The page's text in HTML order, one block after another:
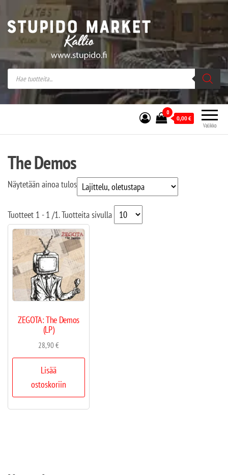
Stupido Market – verkossa ja kivijalassa
Stupido Market on vaihtoehtomusaan
erikoistunut verkko- sekä
kivijalkakauppa Helsingissä Kallion
sydämessä.
Valikko
0
0,00€
The Demos
Näytetään ainoa tulos
Tuotteet 1 - 1 /1. Tuotteita sivulla
ZEGOTA: The Demos
(LP)
28,90€
Lisää
ostoskoriin